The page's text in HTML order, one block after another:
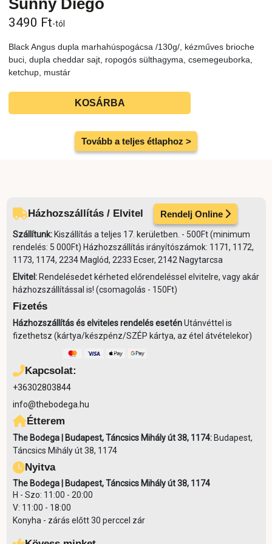
Sunny Diego
3490 Ft-tól
Black Angus dupla marhahúspogácsa /130g/, kézműves brioche
buci, dupla cheddar sajt, ropogós sülthagyma, csemegeuborka,
ketchup, mustár
KOSÁRBA
Tovább a teljes étlaphoz >
Házhozszállítás / Elvitel Rendelj Online
Szállítunk: Kiszállítás a teljes 17. kerületben. - 500Ft (minimum
rendelés: 5 000Ft) Házhozszállítás irányítószámok: 1171, 1172,
1173, 1174, 2234 Maglód, 2233 Ecser, 2142 Nagytarcsa
Elvitel: Rendelésedet kérheted előrendeléssel elvitelre, vagy akár
házhozszállítással is! (csomagolás - 150Ft)
Fizetés
Házhozszállítás és elviteles rendelés eseténUtánvéttel is
fizethetsz (kártya/készpénz/SZÉP kártya, az étel átvételekor)
Kapcsolat:
+36302803844
info@thebodega.hu
Étterem
The Bodega | Budapest, Táncsics Mihály út 38, 1174: Budapest,
Táncsics Mihály út 38, 1174
Nyitva
The Bodega | Budapest, Táncsics Mihály út 38, 1174
H - Szo: 11:00 - 20:00
V: 11:00 - 18:00
Konyha - zárás előtt 30 perccel zár